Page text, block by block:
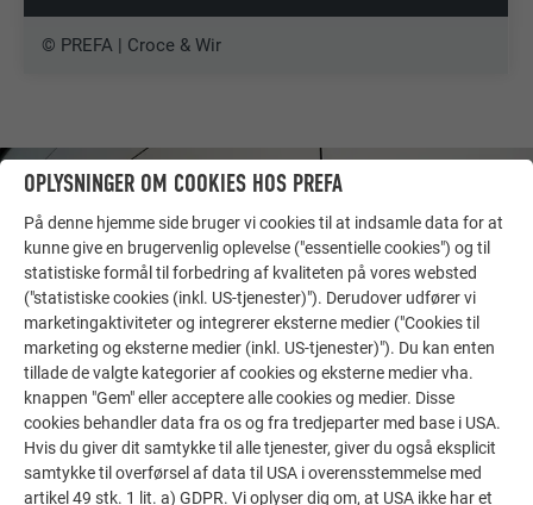
© PREFA | Croce & Wir
LAD DIG INSPIRERE
FLERE REFERENCER
OPLYSNINGER OM COOKIES HOS PREFA
På denne hjemme side bruger vi cookies til at indsamle data for at
kunne give en brugervenlig oplevelse ("essentielle cookies") og til
statistiske formål til forbedring af kvaliteten på vores websted
("statistiske cookies (inkl. US-tjenester)"). Derudover udfører vi
marketingaktiviteter og integrerer eksterne medier ("Cookies til
marketing og eksterne medier (inkl. US-tjenester)"). Du kan enten
tillade de valgte kategorier af cookies og eksterne medier vha.
knappen "Gem" eller acceptere alle cookies og medier. Disse
cookies behandler data fra os og fra tredjeparter med base i USA.
Hvis du giver dit samtykke til alle tjenester, giver du også eksplicit
samtykke til overførsel af data til USA i overensstemmelse med
artikel 49 stk. 1 lit. a) GDPR. Vi oplyser dig om, at USA ikke har et